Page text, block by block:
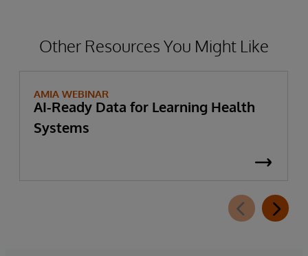
Other Resources You Might Like
AMIA WEBINAR
AI-Ready Data for Learning Health
Systems